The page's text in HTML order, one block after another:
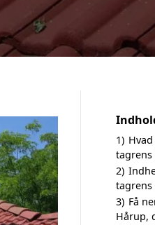
1)
2)
tagrens
3) Få
Hårup,